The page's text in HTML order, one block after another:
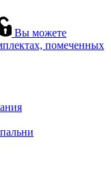
Вы можете
помеченных